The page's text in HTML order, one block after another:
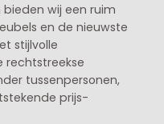
wij een ruim
en de nieuwste
stijlvolle
rechtstreekse
tussenpersonen,
prijs-